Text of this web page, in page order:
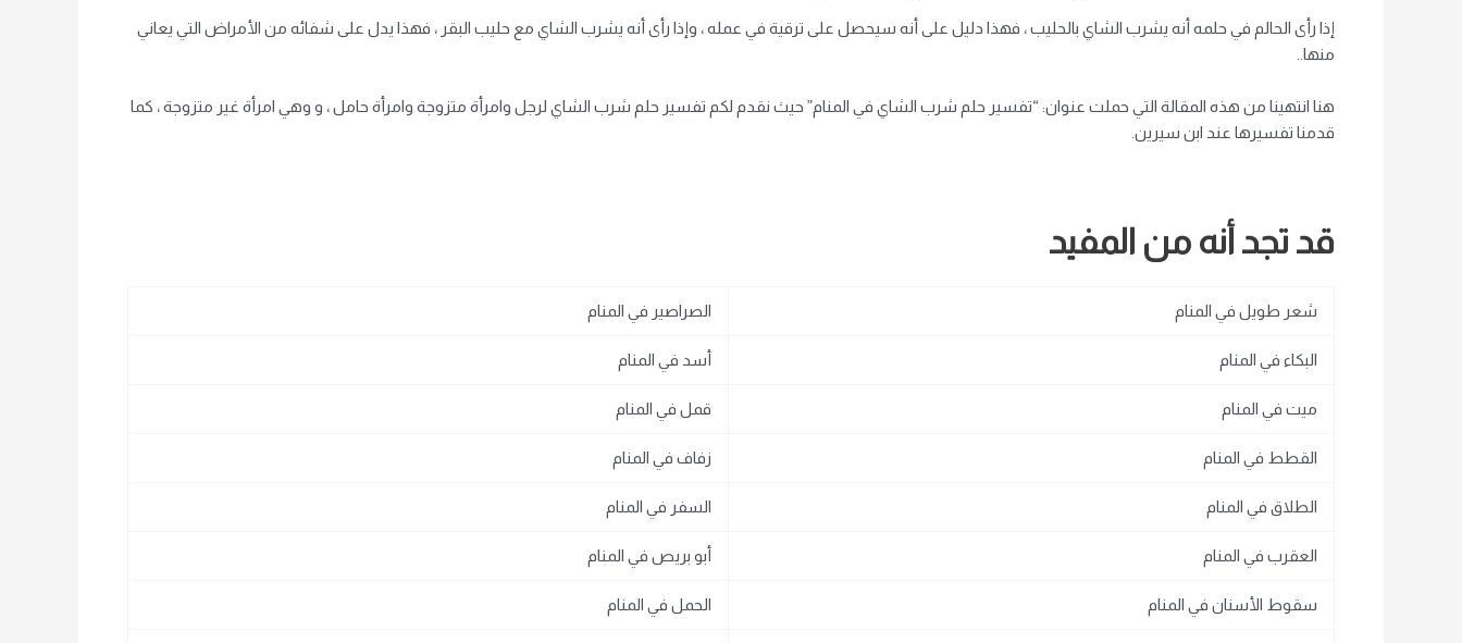
إذا رأى الحالم في حلمه أنه يشرب الشاي بالحليب ، فهذا دليل على أنه سيحصل على ترقية في عمله ، وإذا رأى أنه يشرب الشاي مع حليب البقر ، فهذا يدل على شفائه من الأمراض التي يعاني
منها.
هنا انتهينا من هذه المقالة التي حملت عنوان: “تفسير حلم شرب الشاي في المنام” حيث نقدم لكم تفسير حلم شرب الشاي لرجل وامرأة متزوجة وامرأة حامل ، و وهي امرأة غير متزوجة ، كما
قدمنا ​​تفسيرها عند ابن سيرين.
قد تجد أنه من المفيد
شعر طويل في المنام الصراصير في المنام
البكاء في المنام أسد في المنام
ميت في المنام قمل في المنام
القطط في المنام زفاف في المنام
الطلاق في المنام السفر في المنام
العقرب في المنام أبو بريص في المنام
سقوط الأسنان في المنام الحمل في المنام